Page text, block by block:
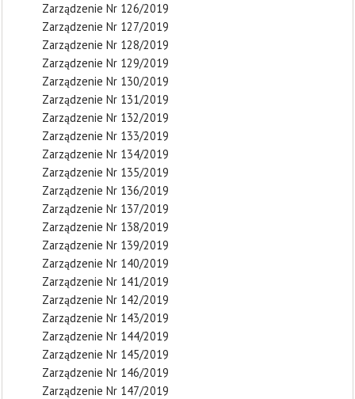
Zarządzenie Nr 126/2019
Zarządzenie Nr 127/2019
Zarządzenie Nr 128/2019
Zarządzenie Nr 129/2019
Zarządzenie Nr 130/2019
Zarządzenie Nr 131/2019
Zarządzenie Nr 132/2019
Zarządzenie Nr 133/2019
Zarządzenie Nr 134/2019
Zarządzenie Nr 135/2019
Zarządzenie Nr 136/2019
Zarządzenie Nr 137/2019
Zarządzenie Nr 138/2019
Zarządzenie Nr 139/2019
Zarządzenie Nr 140/2019
Zarządzenie Nr 141/2019
Zarządzenie Nr 142/2019
Zarządzenie Nr 143/2019
Zarządzenie Nr 144/2019
Zarządzenie Nr 145/2019
Zarządzenie Nr 146/2019
Zarządzenie Nr 147/2019